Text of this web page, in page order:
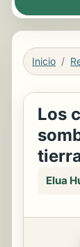
Inicio
Los
Elua